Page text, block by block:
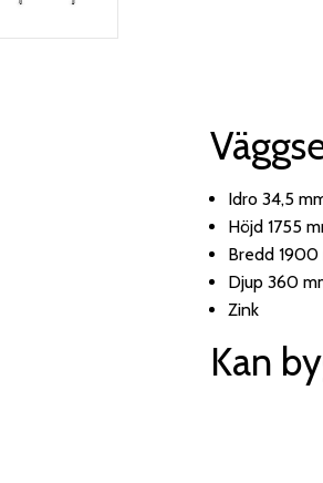
Idro 34,5
Höjd 1755
Bredd 1900
Djup 360
Zink
Kan